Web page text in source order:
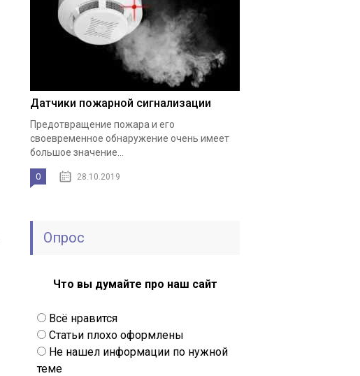
Датчики пожарной сигнализации
Предотвращение пожара и его
своевременное обнаружение очень имеет
большое значение...
0 28.10.2019
Опрос
Что вы думайте про наш сайт
Всё нравится
Статьи плохо оформлены
Не нашел информации по нужной
теме